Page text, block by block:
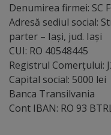
Denumirea firmei: SC
Adresă sediul social:
parter – Iaşi, jud. Iaşi
CUI: RO 40548445
Registrul Comerțului:
Capital social: 5000 lei
Banca Transilvania
Cont IBAN: RO 93